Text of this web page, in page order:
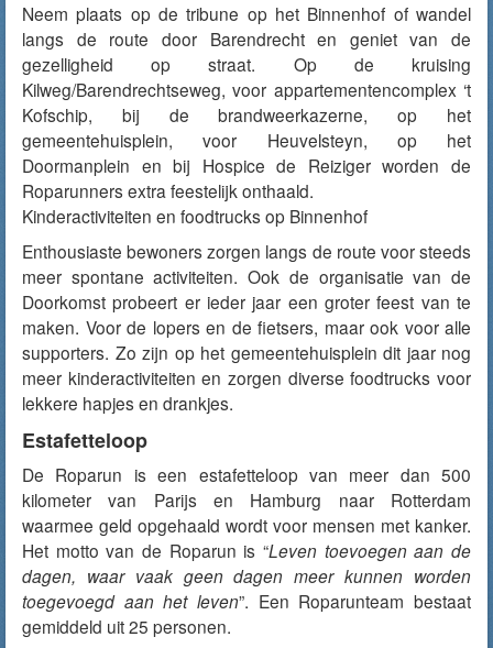
Neem plaats op de tribune op het Binnenhof of wandel
langs de route door Barendrecht en geniet van de
gezelligheid op straat. Op de kruising
Kilweg/Barendrechtseweg, voor appartementencomplex ‘t
Kofschip, bij de brandweerkazerne, op het
gemeentehuisplein, voor Heuvelsteyn, op het
Doormanplein en bij Hospice de Reiziger worden de
Roparunners extra feestelijk onthaald.
Kinderactiviteiten en foodtrucks op Binnenhof
Enthousiaste bewoners zorgen langs de route voor steeds
meer spontane activiteiten. Ook de organisatie van de
Doorkomst probeert er ieder jaar een groter feest van te
maken. Voor de lopers en de fietsers, maar ook voor alle
supporters. Zo zijn op het gemeentehuisplein dit jaar nog
meer kinderactiviteiten en zorgen diverse foodtrucks voor
lekkere hapjes en drankjes.
Estafetteloop
De Roparun is een estafetteloop van meer dan 500
kilometer van Parijs en Hamburg naar Rotterdam
waarmee geld opgehaald wordt voor mensen met kanker.
Het motto van de Roparun is “Leven toevoegen aan de
dagen, waar vaak geen dagen meer kunnen worden
toegevoegd aan het leven”. Een Roparunteam bestaat
gemiddeld uit 25 personen.